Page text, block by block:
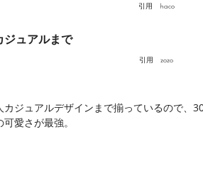
引用 haco
ジュアルまで
引用 zozo
カジュアルデザインまで揃っているので、
愛さが最強。